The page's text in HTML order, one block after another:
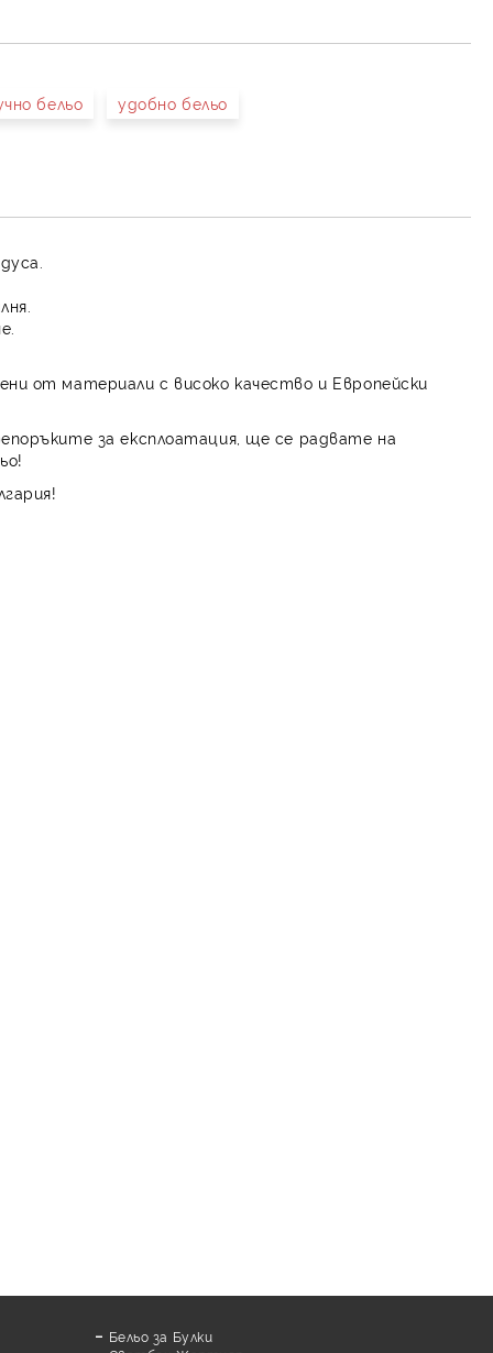
бельо удобно бельо
от материали с високо качество и Европейски
за експлоатация, ще се радвате на
Бельо за Булки